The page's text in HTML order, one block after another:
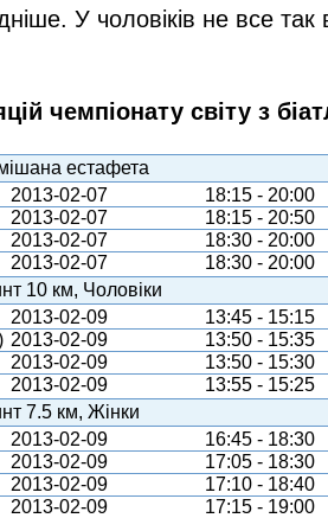
У чоловіків не все так
чемпіонату світу з
естафета
2013-02-07
18:15 - 20:00
2013-02-07
18:15 - 20:50
2013-02-07
18:30 - 20:00
2013-02-07
18:30 - 20:00
10 км, Чоловіки
2013-02-09
13:45 - 15:15
2013-02-09
13:50 - 15:35
2013-02-09
13:50 - 15:30
2013-02-09
13:55 - 15:25
7.5 км, Жінки
2013-02-09
16:45 - 18:30
2013-02-09
17:05 - 18:30
2013-02-09
17:10 - 18:40
2013-02-09
17:15 - 19:00